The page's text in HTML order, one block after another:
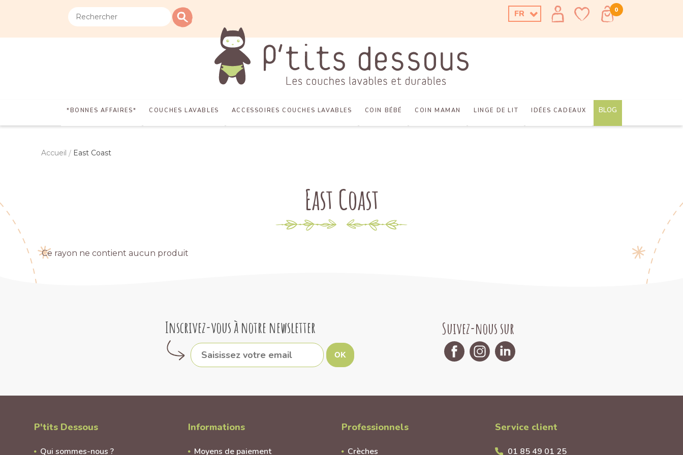
FR 0
*BONNES AFFAIRES* COUCHES LAVABLES ACCESSOIRES COUCHES LAVABLES COIN BÉBÉ COIN MAMAN LINGE DE LIT IDÉES CADEAUX BLOG
Accueil East Coast
East Coast
Ce rayon ne contient aucun produit
Inscrivez-vous à notre newsletter
OK
Suivez-nous sur
P'tits Dessous
Qui sommes-nous ?
Informations
Moyens de paiement
Professionnels
Crèches
Service client
01 85 49 01 25